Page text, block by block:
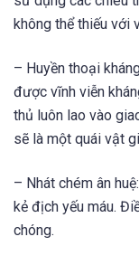
không thể thiếu với
– Huyền thoại
được vĩnh viễn
thủ luôn lao vào
sẽ là một quái vật
– Nhát chém ân
kẻ địch yếu máu.
chóng.